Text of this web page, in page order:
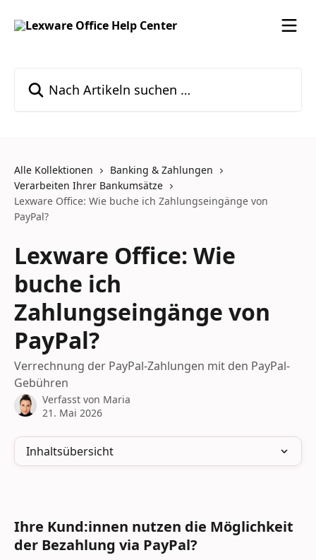
Alle Kollektionen
Banking & Zahlungen
Verarbeiten Ihrer Bankumsätze
Lexware Office: Wie buche ich Zahlungseingänge von
PayPal?
Lexware Office: Wie
buche ich
Zahlungseingänge von
PayPal?
Verrechnung der PayPal-Zahlungen mit den PayPal-
Gebühren
Verfasst von Maria
21. Mai 2026
Inhaltsübersicht
Ihre Kund:innen nutzen die Möglichkeit
der Bezahlung via PayPal?